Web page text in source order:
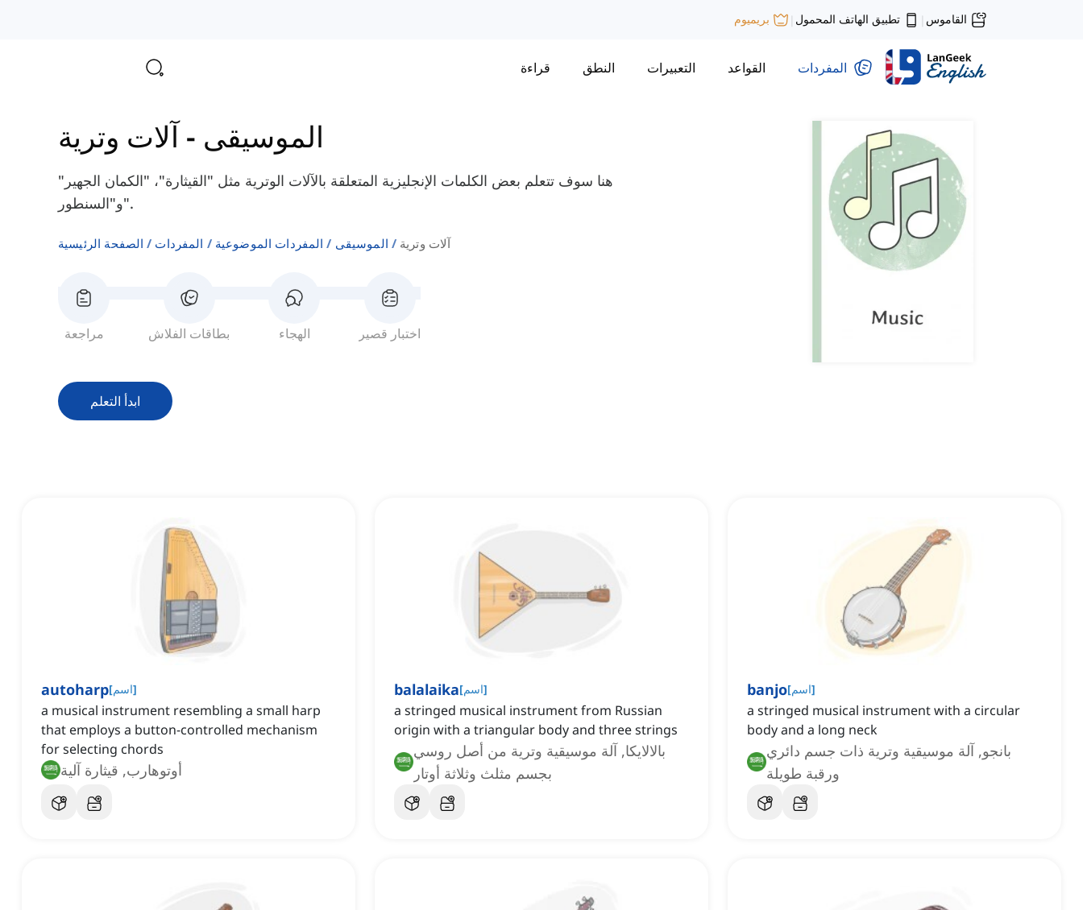
القاموس | تطبيق الهاتف المحمول | بريميوم
المفردات القواعد التعبيرات النطق قراءة
الموسيقى - آلات وترية
هنا سوف تتعلم بعض الكلمات الإنجليزية المتعلقة بالآلات الوترية مثل "القيثارة"، "الكمان الجهير"
و"السنطور".
الصفحة الرئيسية المفردات المفردات الموضوعية الموسيقى آلات وترية
مراجعة بطاقات الفلاش الهجاء اختبار قصير
ابدأ التعلم
autoharp[اسم]
a musical instrument resembling a small harp
that employs a button-controlled mechanism
for selecting chords
أوتوهارب, قيثارة آلية
balalaika[اسم]
a stringed musical instrument from Russian
origin with a triangular body and three strings
بالالايكا, آلة موسيقية وترية من أصل روسي
بجسم مثلث وثلاثة أوتار
banjo[اسم]
a stringed musical instrument with a circular
body and a long neck
بانجو, آلة موسيقية وترية ذات جسم دائري
ورقبة طويلة